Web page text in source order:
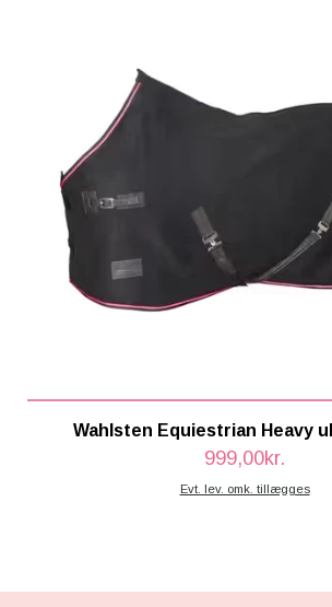
Wahlsten Equiestrian Heavy
999,00kr.
Evt. lev. omk. tillægges